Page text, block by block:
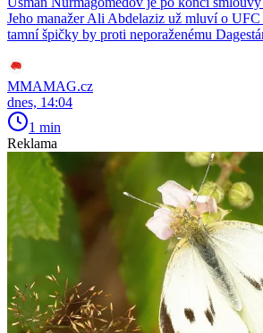
Jeho manažer Ali Abdelaziz už mluví o UFC
tamní špičky by proti neporaženému
MMAMAG.cz
dnes, 14:04
1 min
Reklama